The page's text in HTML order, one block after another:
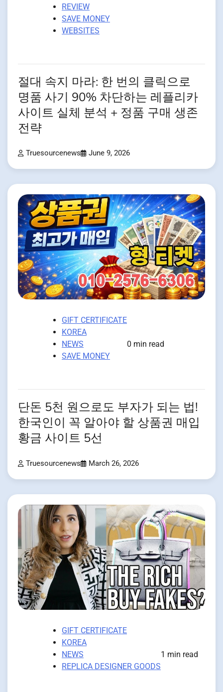
REVIEW
SAVE MONEY
WEBSITES
절대 속지 마라: 한 번의 클릭으로
명품 사기 90% 차단하는 레플리카
사이트 실체 분석 + 정품 구매 생존
전략
Truesourcenews June 9, 2026
GIFT CERTIFICATE
KOREA
NEWS
SAVE MONEY
0 min read
단돈 5천 원으로도 부자가 되는 법!
한국인이 꼭 알아야 할 상품권 매입
황금 사이트 5선
Truesourcenews March 26, 2026
GIFT CERTIFICATE
KOREA
NEWS
REPLICA DESIGNER GOODS
1 min read